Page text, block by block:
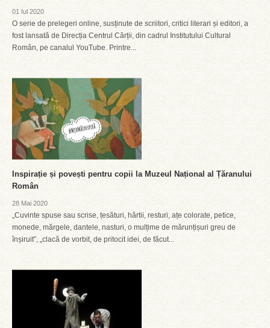
01 Iul 2020
O serie de prelegeri online, susținute de scriitori, critici literari și editori, a
fost lansată de Direcția Centrul Cărții, din cadrul Institutului Cultural
Român, pe canalul YouTube. Printre...
Inspirație și povești pentru copii la Muzeul Național al Țăranului
Român
28 Mai 2020
„Cuvinte spuse sau scrise, țesături, hârtii, resturi, ațe colorate, petice,
monede, mărgele, dantele, nasturi, o mulțime de mărunțișuri greu de
înșiruit”, „clacă de vorbit, de pritocit idei, de făcut...